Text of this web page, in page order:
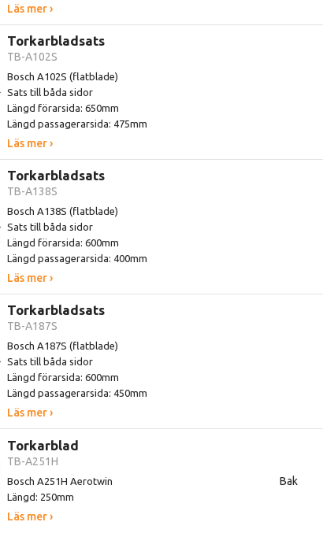
Läs mer ›
Torkarbladsats
TB-A102S
Bosch A102S (flatblade)
Sats till båda sidor
Längd förarsida: 650mm
Längd passagerarsida: 475mm
Läs mer ›
Torkarbladsats
TB-A138S
Bosch A138S (flatblade)
Sats till båda sidor
Längd förarsida: 600mm
Längd passagerarsida: 400mm
Läs mer ›
Torkarbladsats
TB-A187S
Bosch A187S (flatblade)
Sats till båda sidor
Längd förarsida: 600mm
Längd passagerarsida: 450mm
Läs mer ›
Torkarblad
TB-A251H
Bosch A251H Aerotwin
Längd: 250mm
Läs mer ›
Bak